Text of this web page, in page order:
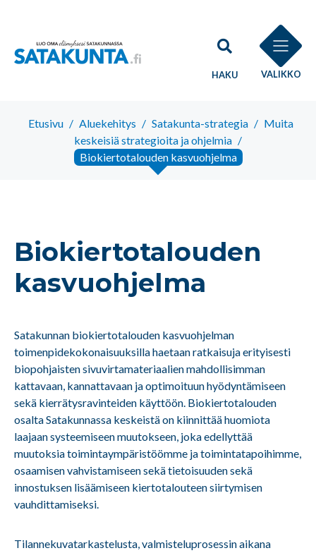
HAKU VALIKKO
Etusivu / Aluekehitys / Satakunta-strategia / Muita
keskeisiä strategioita ja ohjelmia /
Biokiertotalouden kasvuohjelma
Biokiertotalouden
kasvuohjelma
Satakunnan biokiertotalouden kasvuohjelman
toimenpidekokonaisuuksilla haetaan ratkaisuja erityisesti
biopohjaisten sivuvirtamateriaalien mahdollisimman
kattavaan, kannattavaan ja optimoituun hyödyntämiseen
sekä kierrätysravinteiden käyttöön. Biokiertotalouden
osalta Satakunnassa keskeistä on kiinnittää huomiota
laajaan systeemiseen muutokseen, joka edellyttää
muutoksia toimintaympäristöömme ja toimintatapoihimme,
osaamisen vahvistamiseen sekä tietoisuuden sekä
innostuksen lisäämiseen kiertotalouteen siirtymisen
vauhdittamiseksi.
Tilannekuvatarkastelusta, valmisteluprosessin aikana